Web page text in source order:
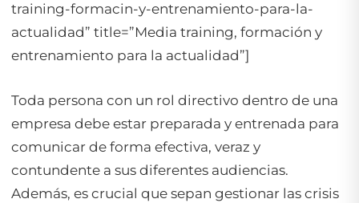
training-formacin-y-entrenamiento-para-la-
actualidad” title=”Media training, formación y
entrenamiento para la actualidad”]
Toda persona con un rol directivo dentro de una
empresa debe estar preparada y entrenada para
comunicar de forma efectiva, veraz y
contundente a sus diferentes audiencias.
Además, es crucial que sepan gestionar las crisis